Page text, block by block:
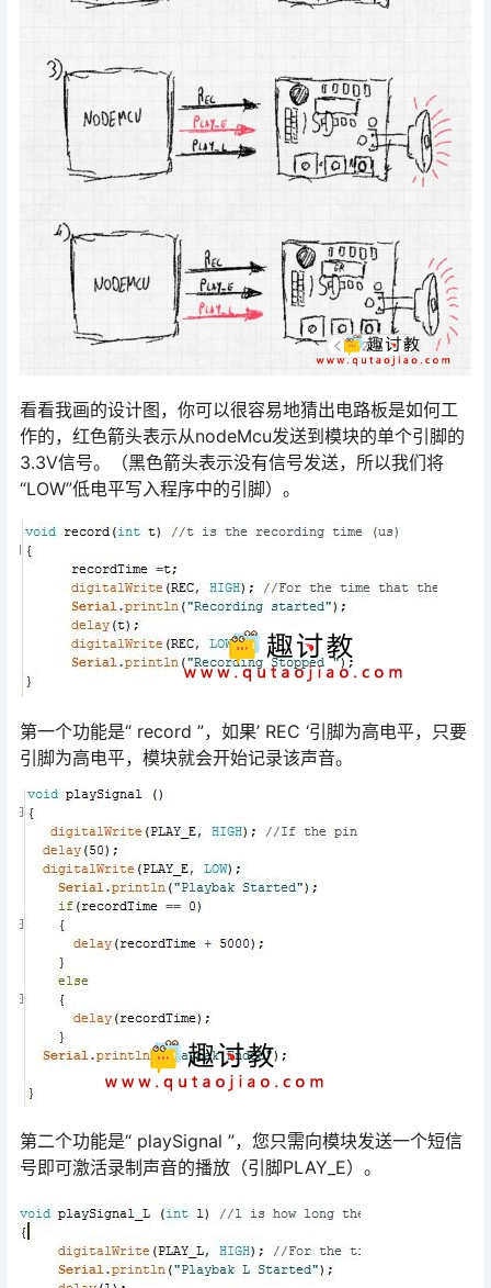
看看我画的设计图，你可以很容易地猜出电路板是如何工
作的，红色箭头表示从nodeMcu发送到模块的单个引脚的
3.3V信号。（黑色箭头表示没有信号发送，所以我们将
“LOW”低电平写入程序中的引脚）。
第一个功能是“ record ”，如果’ REC ‘引脚为高电平，只要
引脚为高电平，模块就会开始记录该声音。
第二个功能是“ playSignal ”，您只需向模块发送一个短信
号即可激活录制声音的播放（引脚PLAY_E）。